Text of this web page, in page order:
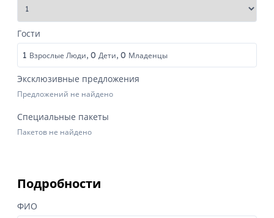
Гости
1 Взрослые Люди, 0 Дети, 0 Младенцы
Эксклюзивные предложения
Предложений не найдено
Специальные пакеты
Пакетов не найдено
Подробности
ФИО